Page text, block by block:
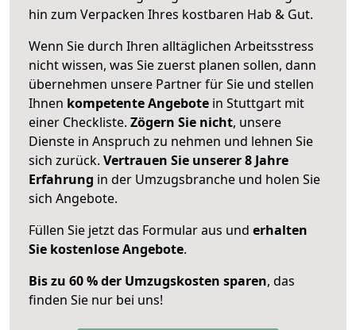
hin zum Verpacken Ihres kostbaren Hab & Gut.
Wenn Sie durch Ihren alltäglichen Arbeitsstress
nicht wissen, was Sie zuerst planen sollen, dann
übernehmen unsere Partner für Sie und stellen
Ihnen kompetente Angebote in Stuttgart mit
einer Checkliste. Zögern Sie nicht, unsere
Dienste in Anspruch zu nehmen und lehnen Sie
sich zurück. Vertrauen Sie unserer 8 Jahre
Erfahrung in der Umzugsbranche und holen Sie
sich Angebote.
Füllen Sie jetzt das Formular aus und erhalten
Sie kostenlose Angebote.
Bis zu 60 % der Umzugskosten sparen, das
finden Sie nur bei uns!